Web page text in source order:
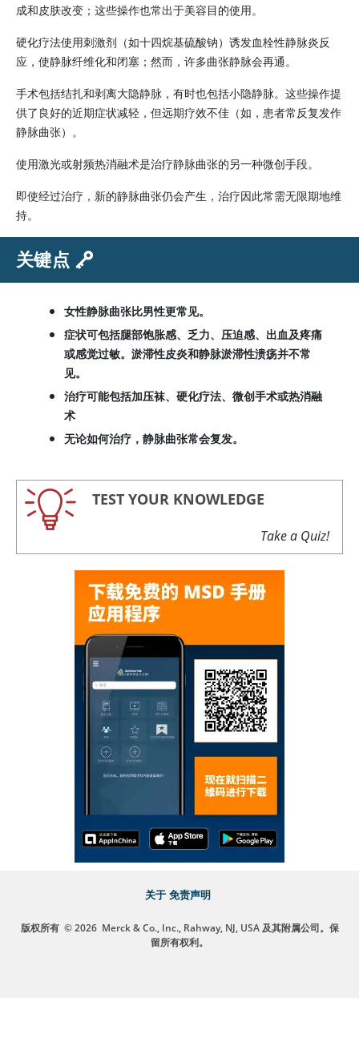
成和皮肤改变；这些操作也常出于美容目的使用。
硬化疗法使用刺激剂（如十四烷基硫酸钠）诱发血栓性静脉炎反
应，使静脉纤维化和闭塞；然而，许多曲张静脉会再通。
手术包括结扎和剥离大隐静脉，有时也包括小隐静脉。这些操作提
供了良好的近期症状减轻，但远期疗效不佳（如，患者常反复发作
静脉曲张）。
使用激光或射频热消融术是治疗静脉曲张的另一种微创手段。
即使经过治疗，新的静脉曲张仍会产生，治疗因此常需无限期地维
持。
关键点
女性静脉曲张比男性更常见。
症状可包括腿部饱胀感、乏力、压迫感、出血及疼痛
或感觉过敏。淤滞性皮炎和静脉淤滞性溃疡并不常
见。
治疗可能包括加压袜、硬化疗法、微创手术或热消融
术
无论如何治疗，静脉曲张常会复发。
TEST YOUR KNOWLEDGE
Take a Quiz!
关于 免责声明
版权所有 © 2026 Merck & Co., Inc., Rahway, NJ, USA 及其附属公司。保
留所有权利。